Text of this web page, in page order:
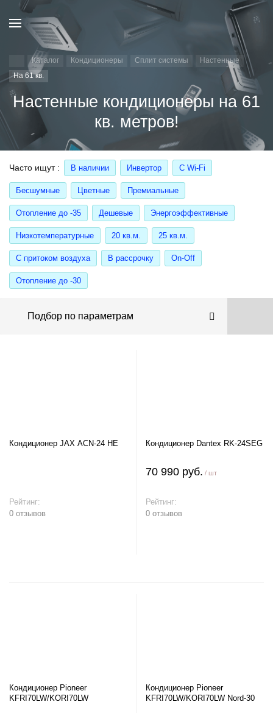
Каталог Кондиционеры Сплит системы
Настенные
На 61 кв.
Настенные кондиционеры на 61
кв. метров!
Часто ищут В наличии Инвертор С Wi-Fi
Бесшумные Цветные Премиальные
Отопление до -35 Дешевые Энергоэффективные
Низкотемпературные 20 кв.м. 25 кв.м.
С притоком воздуха В рассрочку On-Off
Отопление до -30
Подбор по параметрам
Кондиционер JAX ACN-24 HE
Рейтинг:
0 отзывов
Кондиционер Dantex RK-24SEG
70 990 руб. / шт
Рейтинг:
0 отзывов
Кондиционер Pioneer
KFRI70LW/KORI70LW
Кондиционер Pioneer
KFRI70LW/KORI70LW Nord-30